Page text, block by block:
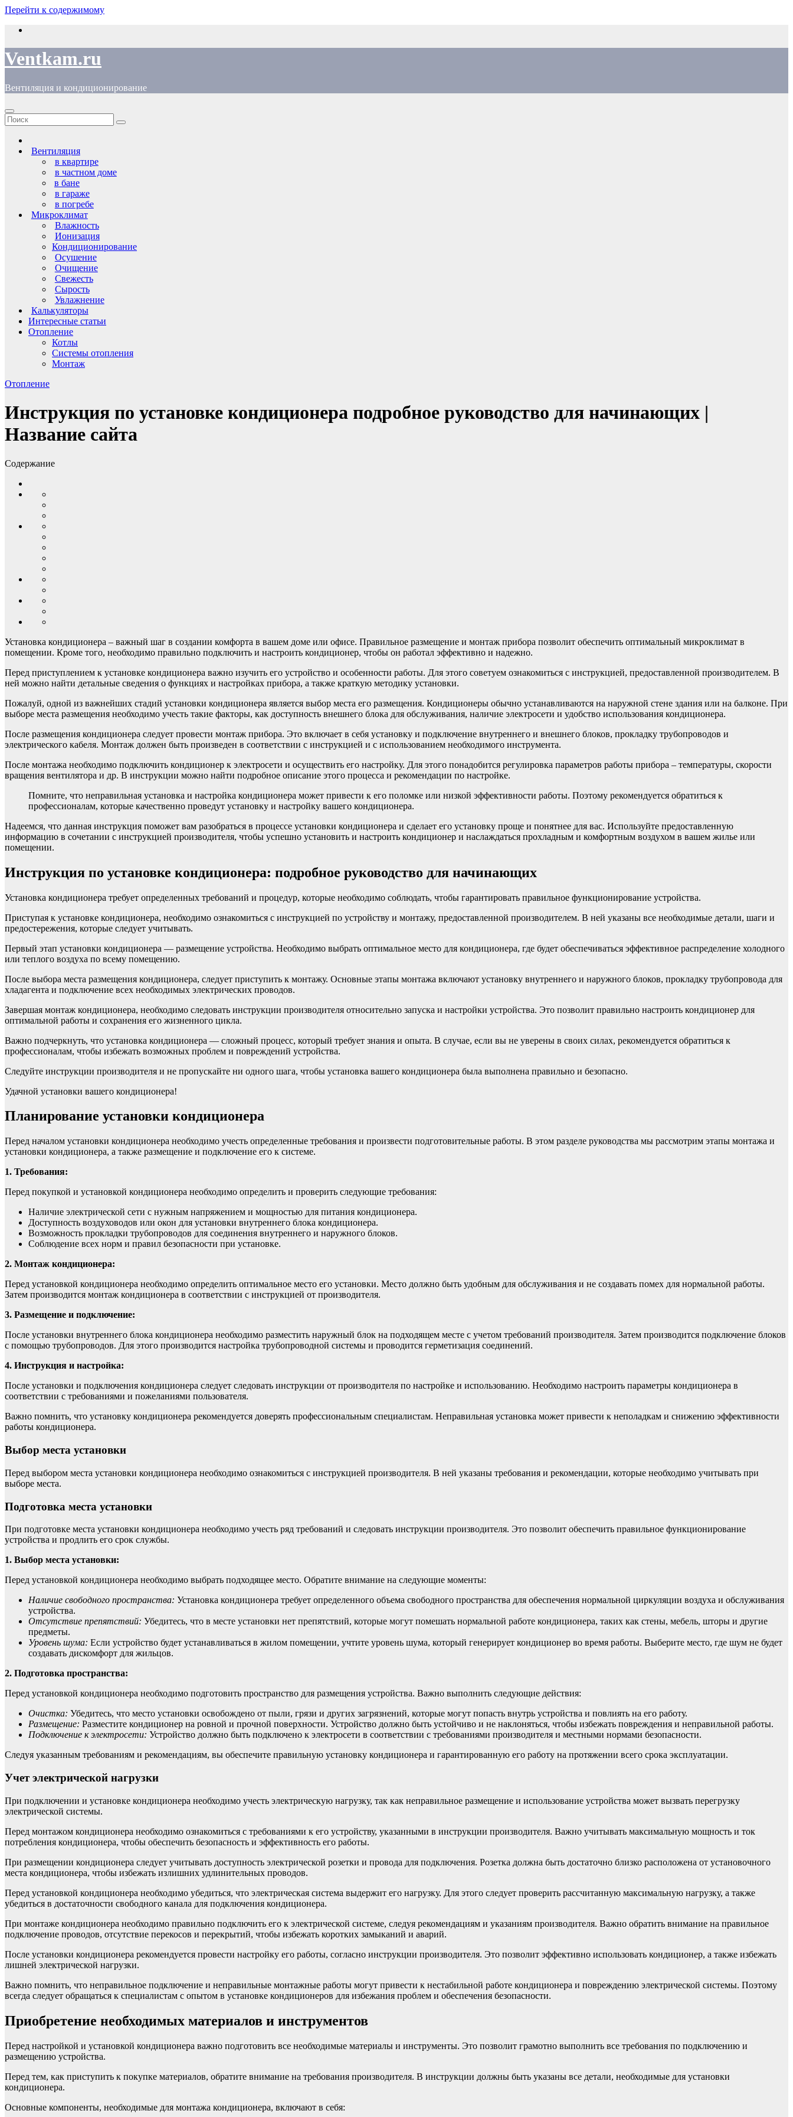
Перейти к содержимому
Ventkam.ru
Вентиляция и кондиционирование
Вентиляция
в квартире
в частном доме
в бане
в гараже
в погребе
Микроклимат
Влажность
Ионизация
Кондиционирование
Осушение
Очищение
Свежесть
Сырость
Увлажнение
Калькуляторы
Интересные статьи
Отопление
Котлы
Системы отопления
Монтаж
Отопление
Инструкция по установке кондиционера подробное руководство для начинающих |
Название сайта
Содержание
Установка кондиционера – важный шаг в создании комфорта в вашем доме или офисе. Правильное размещение и монтаж прибора позволит обеспечить оптимальный микроклимат в
помещении. Кроме того, необходимо правильно подключить и настроить кондиционер, чтобы он работал эффективно и надежно.
Перед приступлением к установке кондиционера важно изучить его устройство и особенности работы. Для этого советуем ознакомиться с инструкцией, предоставленной производителем. В
ней можно найти детальные сведения о функциях и настройках прибора, а также краткую методику установки.
Пожалуй, одной из важнейших стадий установки кондиционера является выбор места его размещения. Кондиционеры обычно устанавливаются на наружной стене здания или на балконе. При
выборе места размещения необходимо учесть такие факторы, как доступность внешнего блока для обслуживания, наличие электросети и удобство использования кондиционера.
После размещения кондиционера следует провести монтаж прибора. Это включает в себя установку и подключение внутреннего и внешнего блоков, прокладку трубопроводов и
электрического кабеля. Монтаж должен быть произведен в соответствии с инструкцией и с использованием необходимого инструмента.
После монтажа необходимо подключить кондиционер к электросети и осуществить его настройку. Для этого понадобится регулировка параметров работы прибора – температуры, скорости
вращения вентилятора и др. В инструкции можно найти подробное описание этого процесса и рекомендации по настройке.
Помните, что неправильная установка и настройка кондиционера может привести к его поломке или низкой эффективности работы. Поэтому рекомендуется обратиться к
профессионалам, которые качественно проведут установку и настройку вашего кондиционера.
Надеемся, что данная инструкция поможет вам разобраться в процессе установки кондиционера и сделает его установку проще и понятнее для вас. Используйте предоставленную
информацию в сочетании с инструкцией производителя, чтобы успешно установить и настроить кондиционер и наслаждаться прохладным и комфортным воздухом в вашем жилье или
помещении.
Инструкция по установке кондиционера: подробное руководство для начинающих
Установка кондиционера требует определенных требований и процедур, которые необходимо соблюдать, чтобы гарантировать правильное функционирование устройства.
Приступая к установке кондиционера, необходимо ознакомиться с инструкцией по устройству и монтажу, предоставленной производителем. В ней указаны все необходимые детали, шаги и
предостережения, которые следует учитывать.
Первый этап установки кондиционера — размещение устройства. Необходимо выбрать оптимальное место для кондиционера, где будет обеспечиваться эффективное распределение холодного
или теплого воздуха по всему помещению.
После выбора места размещения кондиционера, следует приступить к монтажу. Основные этапы монтажа включают установку внутреннего и наружного блоков, прокладку трубопровода для
хладагента и подключение всех необходимых электрических проводов.
Завершая монтаж кондиционера, необходимо следовать инструкции производителя относительно запуска и настройки устройства. Это позволит правильно настроить кондиционер для
оптимальной работы и сохранения его жизненного цикла.
Важно подчеркнуть, что установка кондиционера — сложный процесс, который требует знания и опыта. В случае, если вы не уверены в своих силах, рекомендуется обратиться к
профессионалам, чтобы избежать возможных проблем и повреждений устройства.
Следуйте инструкции производителя и не пропускайте ни одного шага, чтобы установка вашего кондиционера была выполнена правильно и безопасно.
Удачной установки вашего кондиционера!
Планирование установки кондиционера
Перед началом установки кондиционера необходимо учесть определенные требования и произвести подготовительные работы. В этом разделе руководства мы рассмотрим этапы монтажа и
установки кондиционера, а также размещение и подключение его к системе.
1. Требования:
Перед покупкой и установкой кондиционера необходимо определить и проверить следующие требования:
Наличие электрической сети с нужным напряжением и мощностью для питания кондиционера.
Доступность воздуховодов или окон для установки внутреннего блока кондиционера.
Возможность прокладки трубопроводов для соединения внутреннего и наружного блоков.
Соблюдение всех норм и правил безопасности при установке.
2. Монтаж кондиционера:
Перед установкой кондиционера необходимо определить оптимальное место его установки. Место должно быть удобным для обслуживания и не создавать помех для нормальной работы.
Затем производится монтаж кондиционера в соответствии с инструкцией от производителя.
3. Размещение и подключение:
После установки внутреннего блока кондиционера необходимо разместить наружный блок на подходящем месте с учетом требований производителя. Затем производится подключение блоков
с помощью трубопроводов. Для этого производится настройка трубопроводной системы и проводится герметизация соединений.
4. Инструкция и настройка:
После установки и подключения кондиционера следует следовать инструкции от производителя по настройке и использованию. Необходимо настроить параметры кондиционера в
соответствии с требованиями и пожеланиями пользователя.
Важно помнить, что установку кондиционера рекомендуется доверять профессиональным специалистам. Неправильная установка может привести к неполадкам и снижению эффективности
работы кондиционера.
Выбор места установки
Перед выбором места установки кондиционера необходимо ознакомиться с инструкцией производителя. В ней указаны требования и рекомендации, которые необходимо учитывать при
выборе места.
Подготовка места установки
При подготовке места установки кондиционера необходимо учесть ряд требований и следовать инструкции производителя. Это позволит обеспечить правильное функционирование
устройства и продлить его срок службы.
1. Выбор места установки:
Перед установкой кондиционера необходимо выбрать подходящее место. Обратите внимание на следующие моменты:
Наличие свободного пространства: Установка кондиционера требует определенного объема свободного пространства для обеспечения нормальной циркуляции воздуха и обслуживания
устройства.
Отсутствие препятствий: Убедитесь, что в месте установки нет препятствий, которые могут помешать нормальной работе кондиционера, таких как стены, мебель, шторы и другие
предметы.
Уровень шума: Если устройство будет устанавливаться в жилом помещении, учтите уровень шума, который генерирует кондиционер во время работы. Выберите место, где шум не будет
создавать дискомфорт для жильцов.
2. Подготовка пространства:
Перед установкой кондиционера необходимо подготовить пространство для размещения устройства. Важно выполнить следующие действия:
Очистка: Убедитесь, что место установки освобождено от пыли, грязи и других загрязнений, которые могут попасть внутрь устройства и повлиять на его работу.
Размещение: Разместите кондиционер на ровной и прочной поверхности. Устройство должно быть устойчиво и не наклоняться, чтобы избежать повреждения и неправильной работы.
Подключение к электросети: Устройство должно быть подключено к электросети в соответствии с требованиями производителя и местными нормами безопасности.
Следуя указанным требованиям и рекомендациям, вы обеспечите правильную установку кондиционера и гарантированную его работу на протяжении всего срока эксплуатации.
Учет электрической нагрузки
При подключении и установке кондиционера необходимо учесть электрическую нагрузку, так как неправильное размещение и использование устройства может вызвать перегрузку
электрической системы.
Перед монтажом кондиционера необходимо ознакомиться с требованиями к его устройству, указанными в инструкции производителя. Важно учитывать максимальную мощность и ток
потребления кондиционера, чтобы обеспечить безопасность и эффективность его работы.
При размещении кондиционера следует учитывать доступность электрической розетки и провода для подключения. Розетка должна быть достаточно близко расположена от установочного
места кондиционера, чтобы избежать излишних удлинительных проводов.
Перед установкой кондиционера необходимо убедиться, что электрическая система выдержит его нагрузку. Для этого следует проверить рассчитанную максимальную нагрузку, а также
убедиться в достаточности свободного канала для подключения кондиционера.
При монтаже кондиционера необходимо правильно подключить его к электрической системе, следуя рекомендациям и указаниям производителя. Важно обратить внимание на правильное
подключение проводов, отсутствие перекосов и перекрытий, чтобы избежать коротких замыканий и аварий.
После установки кондиционера рекомендуется провести настройку его работы, согласно инструкции производителя. Это позволит эффективно использовать кондиционер, а также избежать
лишней электрической нагрузки.
Важно помнить, что неправильное подключение и неправильные монтажные работы могут привести к нестабильной работе кондиционера и повреждению электрической системы. Поэтому
всегда следует обращаться к специалистам с опытом в установке кондиционеров для избежания проблем и обеспечения безопасности.
Приобретение необходимых материалов и инструментов
Перед настройкой и установкой кондиционера важно подготовить все необходимые материалы и инструменты. Это позволит грамотно выполнить все требования по подключению и
размещению устройства.
Перед тем, как приступить к покупке материалов, обратите внимание на требования производителя. В инструкции должны быть указаны все детали, необходимые для установки
кондиционера.
Основные компоненты, необходимые для монтажа кондиционера, включают в себя: